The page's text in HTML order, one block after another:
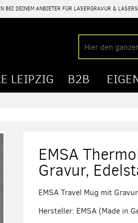
BEI DEINEM ANBIETER FÜR LASERGRAVUR &
Suche
LEIPZIG B2B
EMSA
Gravur,
EMSA Travel Mug mit Gravur
Hersteller: EMSA (Made in